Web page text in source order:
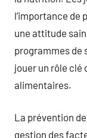
l’importance de
une attitude
programmes de
jouer un rôle clé
alimentaires.
La prévention
gestion des